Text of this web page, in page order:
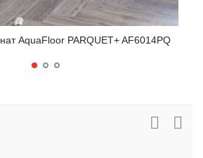
AquaFloor PARQUET+ AF6014PQ